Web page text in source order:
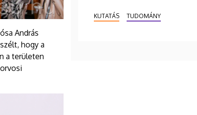
András
hogy a
a területen
KUTATÁS TUDOMÁNY